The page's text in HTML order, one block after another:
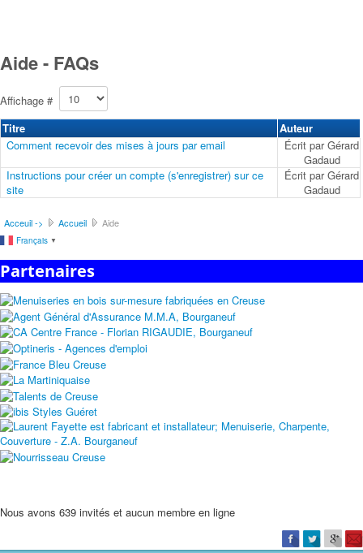
Aide - FAQs
Affichage #
Titre
Auteur
Comment recevoir des mises à jours par email
Écrit par Gérard
Gadaud
Instructions pour créer un compte (s'enregistrer) sur ce
site
Écrit par Gérard
Gadaud
Acceuil -> Accueil Aide
Français ▼
Partenaires
Nous avons 639 invités et aucun membre en ligne